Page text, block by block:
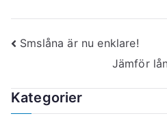
Inläggsnavigering
Smslåna är nu enklare!
Jämför
Kategorier